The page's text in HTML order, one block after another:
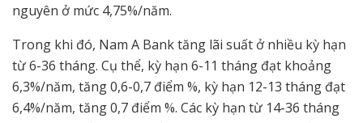
nguyên ở mức 4,75%/năm.
Trong khi đó, Nam A Bank tăng lãi suất ở nhiều kỳ hạn
từ 6-36 tháng. Cụ thể, kỳ hạn 6-11 tháng đạt khoảng
6,3%/năm, tăng 0,6-0,7 điểm %, kỳ hạn 12-13 tháng đạt
6,4%/năm, tăng 0,7 điểm %. Các kỳ hạn từ 14-36 tháng